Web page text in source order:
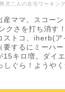
男児二人の在宅ワーキン
産ママ。スコー
クさを打ち消す
ストコ、iherb(ア
要するにミーハ
15キロ増。ダイ
ぐら！ようやく